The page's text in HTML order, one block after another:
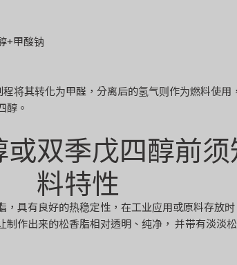
+甲酸钠
将其转化为甲醛，分离后的氢气则作为燃料使用
醇。
双季戊四醇前
料特性
，具有良好的热稳定性，在工业应用或原料存放
作出来的松香脂相对透明、纯净， 并带有淡淡